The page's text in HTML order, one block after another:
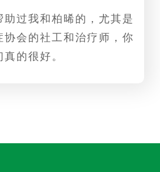
过我和柏晞的，尤其是
会的社工和治疗师，你
真的很好。